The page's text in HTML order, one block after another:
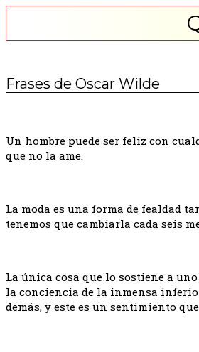
Frases de Oscar Wilde
Un hombre puede ser feliz con
que no la ame.
La moda es una forma de fealdad
tenemos que cambiarla cada seis
La única cosa que lo sostiene a
la conciencia de la inmensa
demás, y este es un sentimiento